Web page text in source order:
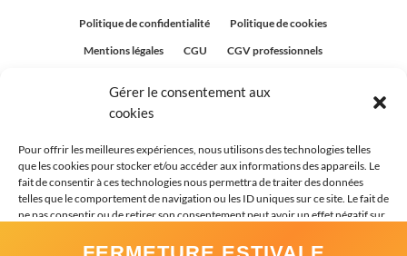
Gérer le consentement aux
cookies
Pour offrir les meilleures expériences, nous utilisons des technologies telles
que les cookies pour stocker et/ou accéder aux informations des appareils. Le
fait de consentir à ces technologies nous permettra de traiter des données
telles que le comportement de navigation ou les ID uniques sur ce site. Le fait de
ne pas consentir ou de retirer son consentement peut avoir un effet négatif sur
Politique de confidentialité
Politique de cookies
Mentions légales
CGU
CGV professionnels
Politique relative aux avis clients